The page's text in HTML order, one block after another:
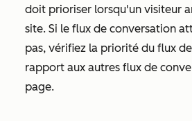
doit prioriser lorsqu'un visiteur
site. Si le flux de conversation
pas, vérifiez la priorité du flux
rapport aux autres flux de
page.